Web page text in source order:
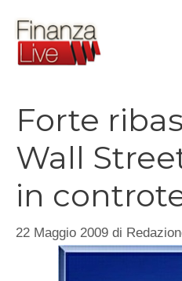
contenuto
Forte
Wall
in
22 Maggio 2009 di